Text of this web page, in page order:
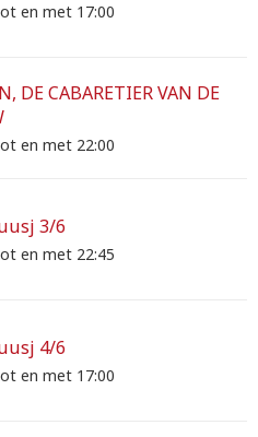
en met 17:00
DE CABARETIER VAN DE
en met 22:00
3/6
en met 22:45
4/6
en met 17:00